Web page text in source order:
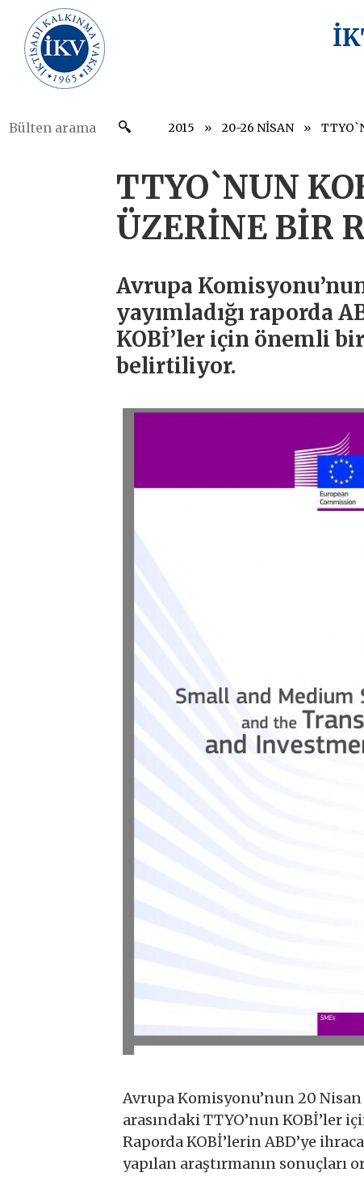
2015 20-26 NİSAN
TTYO`NUN
ÜZERİNE BİR
Avrupa
yayımladığı raporda
KOBİ’ler için önemli
belirtiliyor.
Avrupa Komisyonu’nun 20 Nisan
arasındaki TTYO’nun
Raporda KOBİ’lerin ABD’ye
yapılan araştırmanın sonuçları